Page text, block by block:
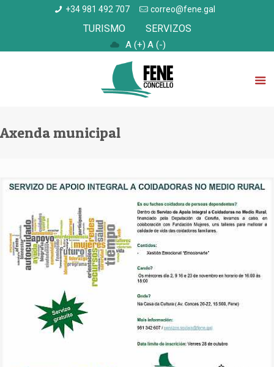
+34 981 492 707 correo@fene.gal
TURISMO SERVIZOS
A (+) A (-)
Axenda municipal